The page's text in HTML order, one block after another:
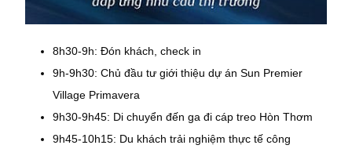
8h30-9h: Đón khách, check in
9h-9h30: Chủ đầu tư giới thiệu dự án Sun Premier
Village Primavera
9h30-9h45: Di chuyển đến ga đi cáp treo Hòn Thơm
9h45-10h15: Du khách trải nghiệm thực tế công